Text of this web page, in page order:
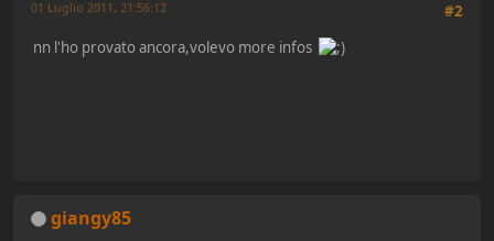
#2
01 Luglio 2011, 21:56:12
nn l'ho provato ancora,volevo more infos
giangy85